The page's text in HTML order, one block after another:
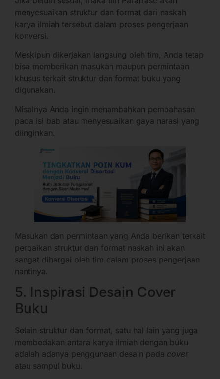
menyesuaikan struktur dan format dari naskah
karya ilmiah tersebut dalam proses pengerjaan
konversi.
Meskipun dikerjakan langsung oleh tim, Anda tetap
bisa memberikan masukan maupun permintaan
khusus terkait struktur dan format buku yang
digunakan.
Misalnya Anda ingin menambahkan pembahasan
pada isi bab atau menyesuaikan gaya narasi yang
diinginkan.
Masukan dan permintaan yang Anda berikan terkait
perbaikan struktur dan format naskah ini akan
sangat dihargai oleh tim dalam proses pengerjaan
nantinya.
5. Inspirasi Desain Cover
Buku
Selain struktur dan format, satu hal lain yang juga
membedakan antara karya ilmiah dengan buku
adalah adanya penggunaan desain pada cover
atau sampul buku.